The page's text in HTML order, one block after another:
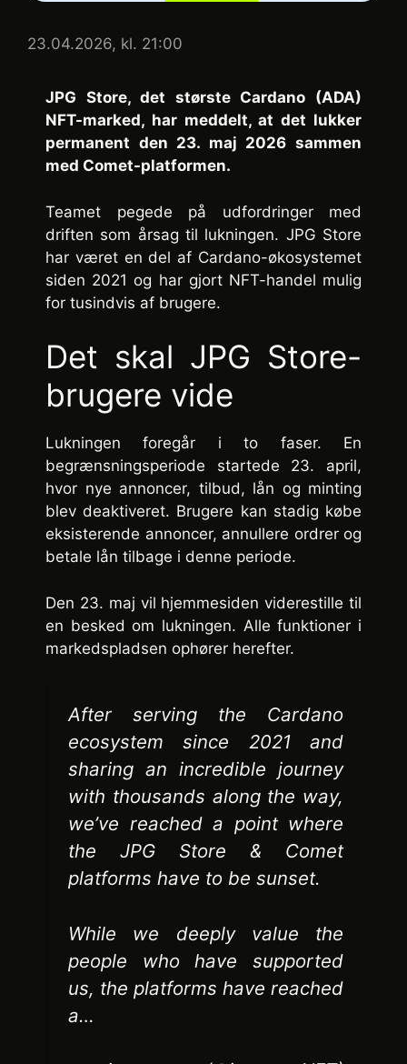
23.04.2026, kl. 21:00
JPG Store, det største Cardano (ADA)
NFT-marked, har meddelt, at det lukker
permanent den 23. maj 2026 sammen
med Comet-platformen.
Teamet pegede på udfordringer med
driften som årsag til lukningen. JPG Store
har været en del af Cardano-økosystemet
siden 2021 og har gjort NFT-handel mulig
for tusindvis af brugere.
Det skal JPG Store-
brugere vide
Lukningen foregår i to faser. En
begrænsningsperiode startede 23. april,
hvor nye annoncer, tilbud, lån og minting
blev deaktiveret. Brugere kan stadig købe
eksisterende annoncer, annullere ordrer og
betale lån tilbage i denne periode.
Den 23. maj vil hjemmesiden viderestille til
en besked om lukningen. Alle funktioner i
markedspladsen ophører herefter.
After serving the Cardano
ecosystem since 2021 and
sharing an incredible journey
with thousands along the way,
we’ve reached a point where
the JPG Store & Comet
platforms have to be sunset.
While we deeply value the
people who have supported
us, the platforms have reached
a…